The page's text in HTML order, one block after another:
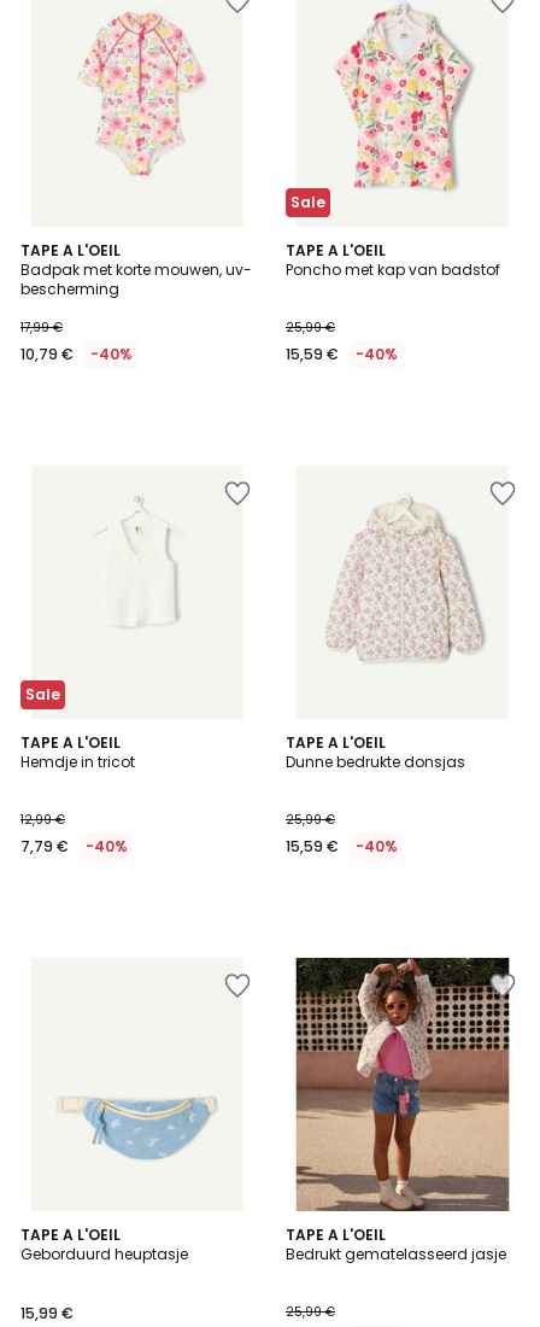
TAPE A L'OEIL
Badpak met korte mouwen, uv-
bescherming
17,99 €
10,79 € -40%
Sale
TAPE A L'OEIL
Poncho met kap van badstof
25,99 €
15,59 € -40%
Sale
TAPE A L'OEIL
Hemdje in tricot
12,99 €
7,79 € -40%
TAPE A L'OEIL
Dunne bedrukte donsjas
25,99 €
15,59 € -40%
TAPE A L'OEIL
Geborduurd heuptasje
15,99 €
TAPE A L'OEIL
Bedrukt gematelasseerd jasje
25,99 €
5
/